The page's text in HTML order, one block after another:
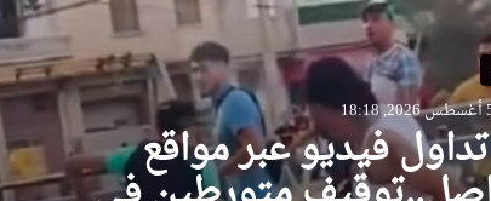
فيديو عبر مواقع